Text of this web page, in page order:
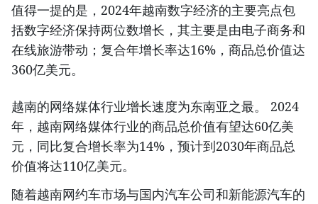
值得一提的是，2024年越南数字经济的主要亮点包
括数字经济保持两位数增长，其主要是由电子商务和
在线旅游带动；复合年增长率达16%，商品总价值达
360亿美元。
越南的网络媒体行业增长速度为东南亚之最。 2024
年，越南网络媒体行业的商品总价值有望达60亿美
元，同比复合增长率为14%，预计到2030年商品总
价值将达110亿美元。
随着越南网约车市场与国内汽车公司和新能源汽车的